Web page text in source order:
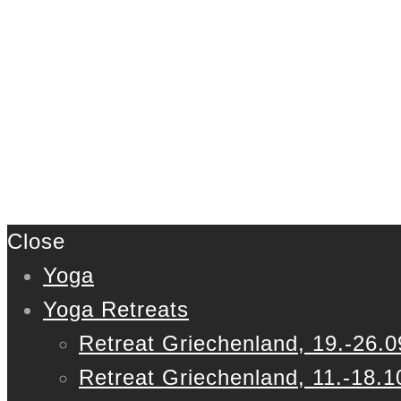
Close
Yoga
Yoga Retreats
Retreat Griechenland, 19.-
Retreat Griechenland, 11.-